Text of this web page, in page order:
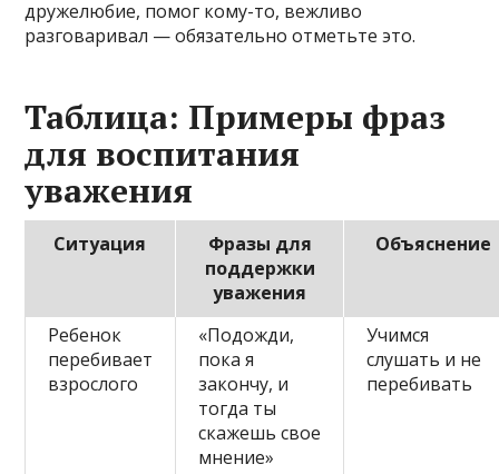
дружелюбие, помог кому-то, вежливо
разговаривал — обязательно отметьте это.
Таблица: Примеры фраз
для воспитания
уважения
Ситуация
Фразы для
поддержки
уважения
Объяснение
Ребенок
перебивает
взрослого
«Подожди,
пока я
закончу, и
тогда ты
скажешь свое
мнение»
Учимся
слушать и не
перебивать